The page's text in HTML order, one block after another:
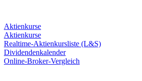
Aktienkurse
Aktienkurse
Realtime-Aktienkursliste (L&S)
Dividendenkalender
Online-Broker-Vergleich